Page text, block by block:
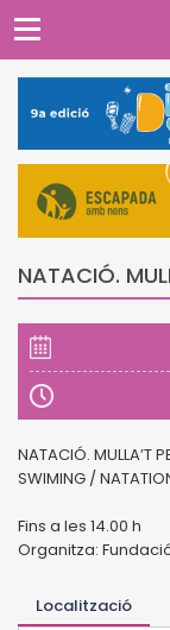
NATACIÓ.
NATACIÓ. MULLA’T
SWIMING /
Fins a les 14.00 h
Organitza:
Localització